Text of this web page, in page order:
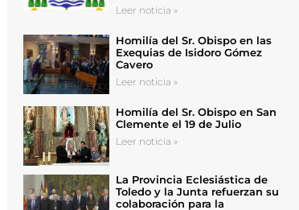
Leer noticia »
Homilía del Sr. Obispo en las
Exequias de Isidoro Gómez
Cavero
Leer noticia »
Homilía del Sr. Obispo en San
Clemente el 19 de Julio
Leer noticia »
La Provincia Eclesiástica de
Toledo y la Junta refuerzan su
colaboración para la